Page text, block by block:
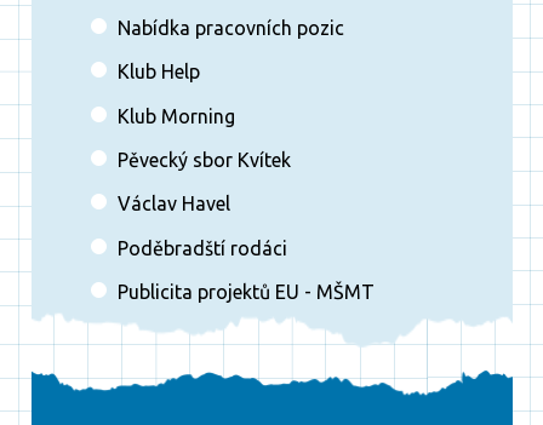
Nabídka pracovních pozic
Klub Help
Klub Morning
Pěvecký sbor Kvítek
Václav Havel
Poděbradští rodáci
Publicita projektů EU - MŠMT